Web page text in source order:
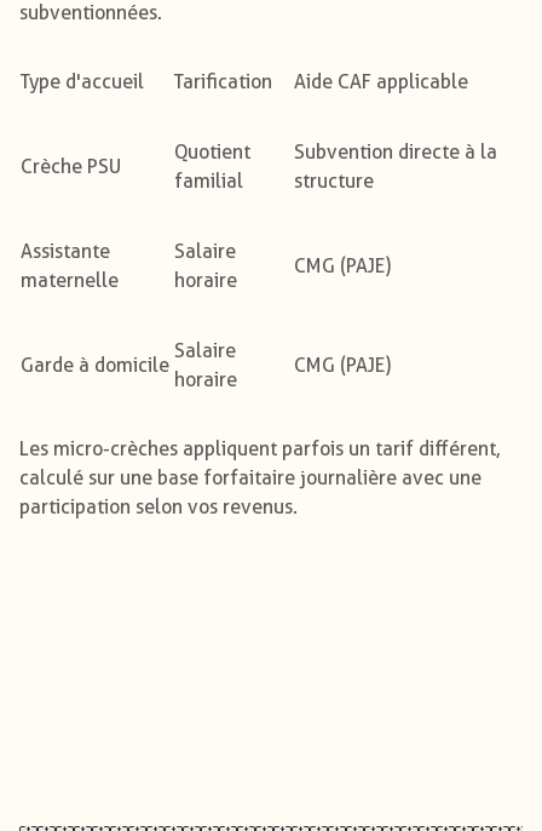
subventionnées.
Type d'accueil Tarification Aide CAF applicable
Crèche PSU
Quotient
familial
Subvention directe à la
structure
Assistante
maternelle
Salaire
horaire
CMG (PAJE)
Garde à domicile
Salaire
horaire
CMG (PAJE)
Les micro-crèches appliquent parfois un tarif différent,
calculé sur une base forfaitaire journalière avec une
participation selon vos revenus.